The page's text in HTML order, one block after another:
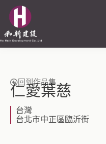
回到作品集
仁愛葉慈
台灣
台北市中正區臨沂街